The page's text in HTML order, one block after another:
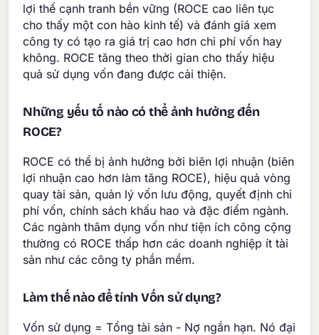
lợi thế cạnh tranh bền vững (ROCE cao liên tục
cho thấy một con hào kinh tế) và đánh giá xem
công ty có tạo ra giá trị cao hơn chi phí vốn hay
không. ROCE tăng theo thời gian cho thấy hiệu
quả sử dụng vốn đang được cải thiện.
Những yếu tố nào có thể ảnh hưởng đến
ROCE?
ROCE có thể bị ảnh hưởng bởi biên lợi nhuận (biên
lợi nhuận cao hơn làm tăng ROCE), hiệu quả vòng
quay tài sản, quản lý vốn lưu động, quyết định chi
phí vốn, chính sách khấu hao và đặc điểm ngành.
Các ngành thâm dụng vốn như tiện ích công cộng
thường có ROCE thấp hơn các doanh nghiệp ít tài
sản như các công ty phần mềm.
Làm thế nào để tính Vốn sử dụng?
Vốn sử dụng = Tổng tài sản - Nợ ngắn hạn. Nó đại